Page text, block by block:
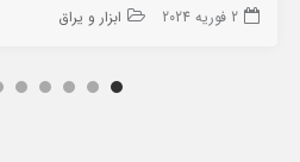
2 فوریه 2024 ابزار و یراق